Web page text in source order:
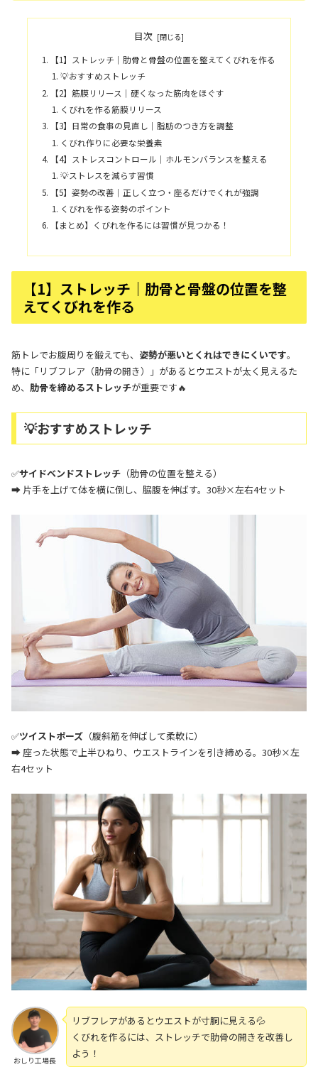
目次
【1】ストレッチ｜肋骨と骨盤の位置を整えてくびれを作る
💡おすすめストレッチ
【2】筋膜リリース｜硬くなった筋肉をほぐす
くびれを作る筋膜リリース
【3】日常の食事の見直し｜脂肪のつき方を調整
くびれ作りに必要な栄養素
【4】ストレスコントロール｜ホルモンバランスを整える
💡ストレスを減らす習慣
【5】姿勢の改善｜正しく立つ・座るだけでくれが強調
くびれを作る姿勢のポイント
【まとめ】くびれを作るには習慣が見つかる！
【1】ストレッチ｜肋骨と骨盤の位置を整
えてくびれを作る
筋トレでお腹周りを鍛えても、 姿勢が悪いとくれはできにくいです。
特に「リブフレア（肋骨の開き）」があるとウエストが太く見えるた
め、 肋骨を締めるストレッチが重要です🔥
💡おすすめストレッチ
✅サイドベンドストレッチ （肋骨の位置を整える）
➡ 片手を上げて体を横に倒し、脇腹を伸ばす。30秒×左右4セット
✅ツイストポーズ （腹斜筋を伸ばして柔軟に）
➡ 座った状態で上半ひねり、ウエストラインを引き締める。30秒×左
右4セット
おしり工場長
リブフレアがあるとウエストが寸胴に見える💦
くびれを作るには、ストレッチで肋骨の開きを改善し
よう！